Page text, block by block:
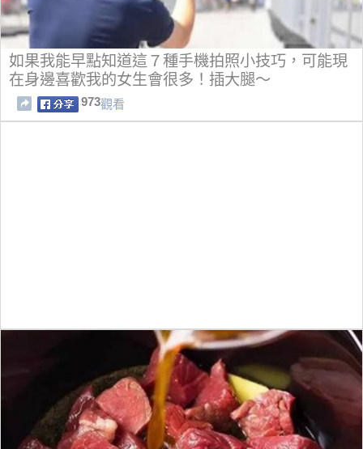
如果我能早點知道這７種手機拍照小技巧，可能現
在身邊喜歡我的女生會很多！插大腿～
973觀看